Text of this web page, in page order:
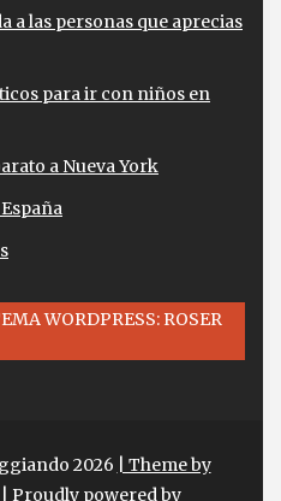
a las personas que aprecias
para ir con niños en
a Nueva York
WORDPRESS: ROSER
2026
| Theme by
| Proudly powered by